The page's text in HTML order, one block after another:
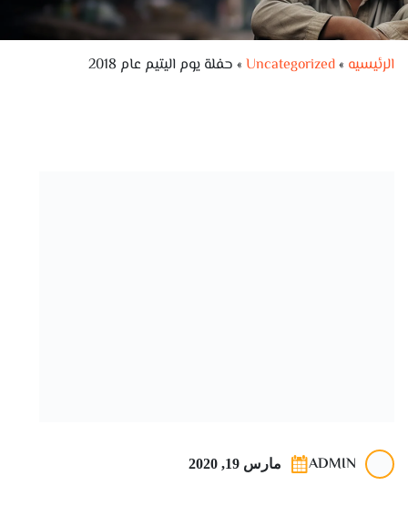
الرئيسيه »
Uncategorized
» حفلة يوم اليتيم عام 2018
ADMIN مارس 19, 2020